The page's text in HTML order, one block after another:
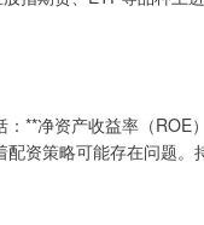
**净资产收益率（
资策略可能存在问题